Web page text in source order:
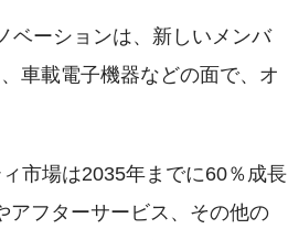
ベーションは、新しいメンバ
車載電子機器などの面で、オ
市場は2035年までに60％成長
アフターサービス、その他の